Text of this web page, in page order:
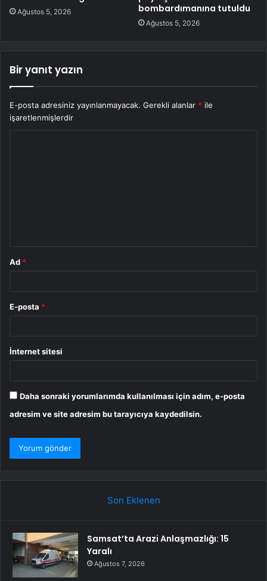
Ağustos 5, 2026
bombardımanına tutuldu
Ağustos 5, 2026
Bir yanıt yazın
E-posta adresiniz yayınlanmayacak. Gerekli alanlar * ile
işaretlenmişlerdir
Ad *
E-posta *
İnternet sitesi
Daha sonraki yorumlarımda kullanılması için adım, e-posta
adresim ve site adresim bu tarayıcıya kaydedilsin.
Son Eklenen
Samsat’ta Arazi Anlaşmazlığı: 15
Yaralı
Ağustos 7, 2026